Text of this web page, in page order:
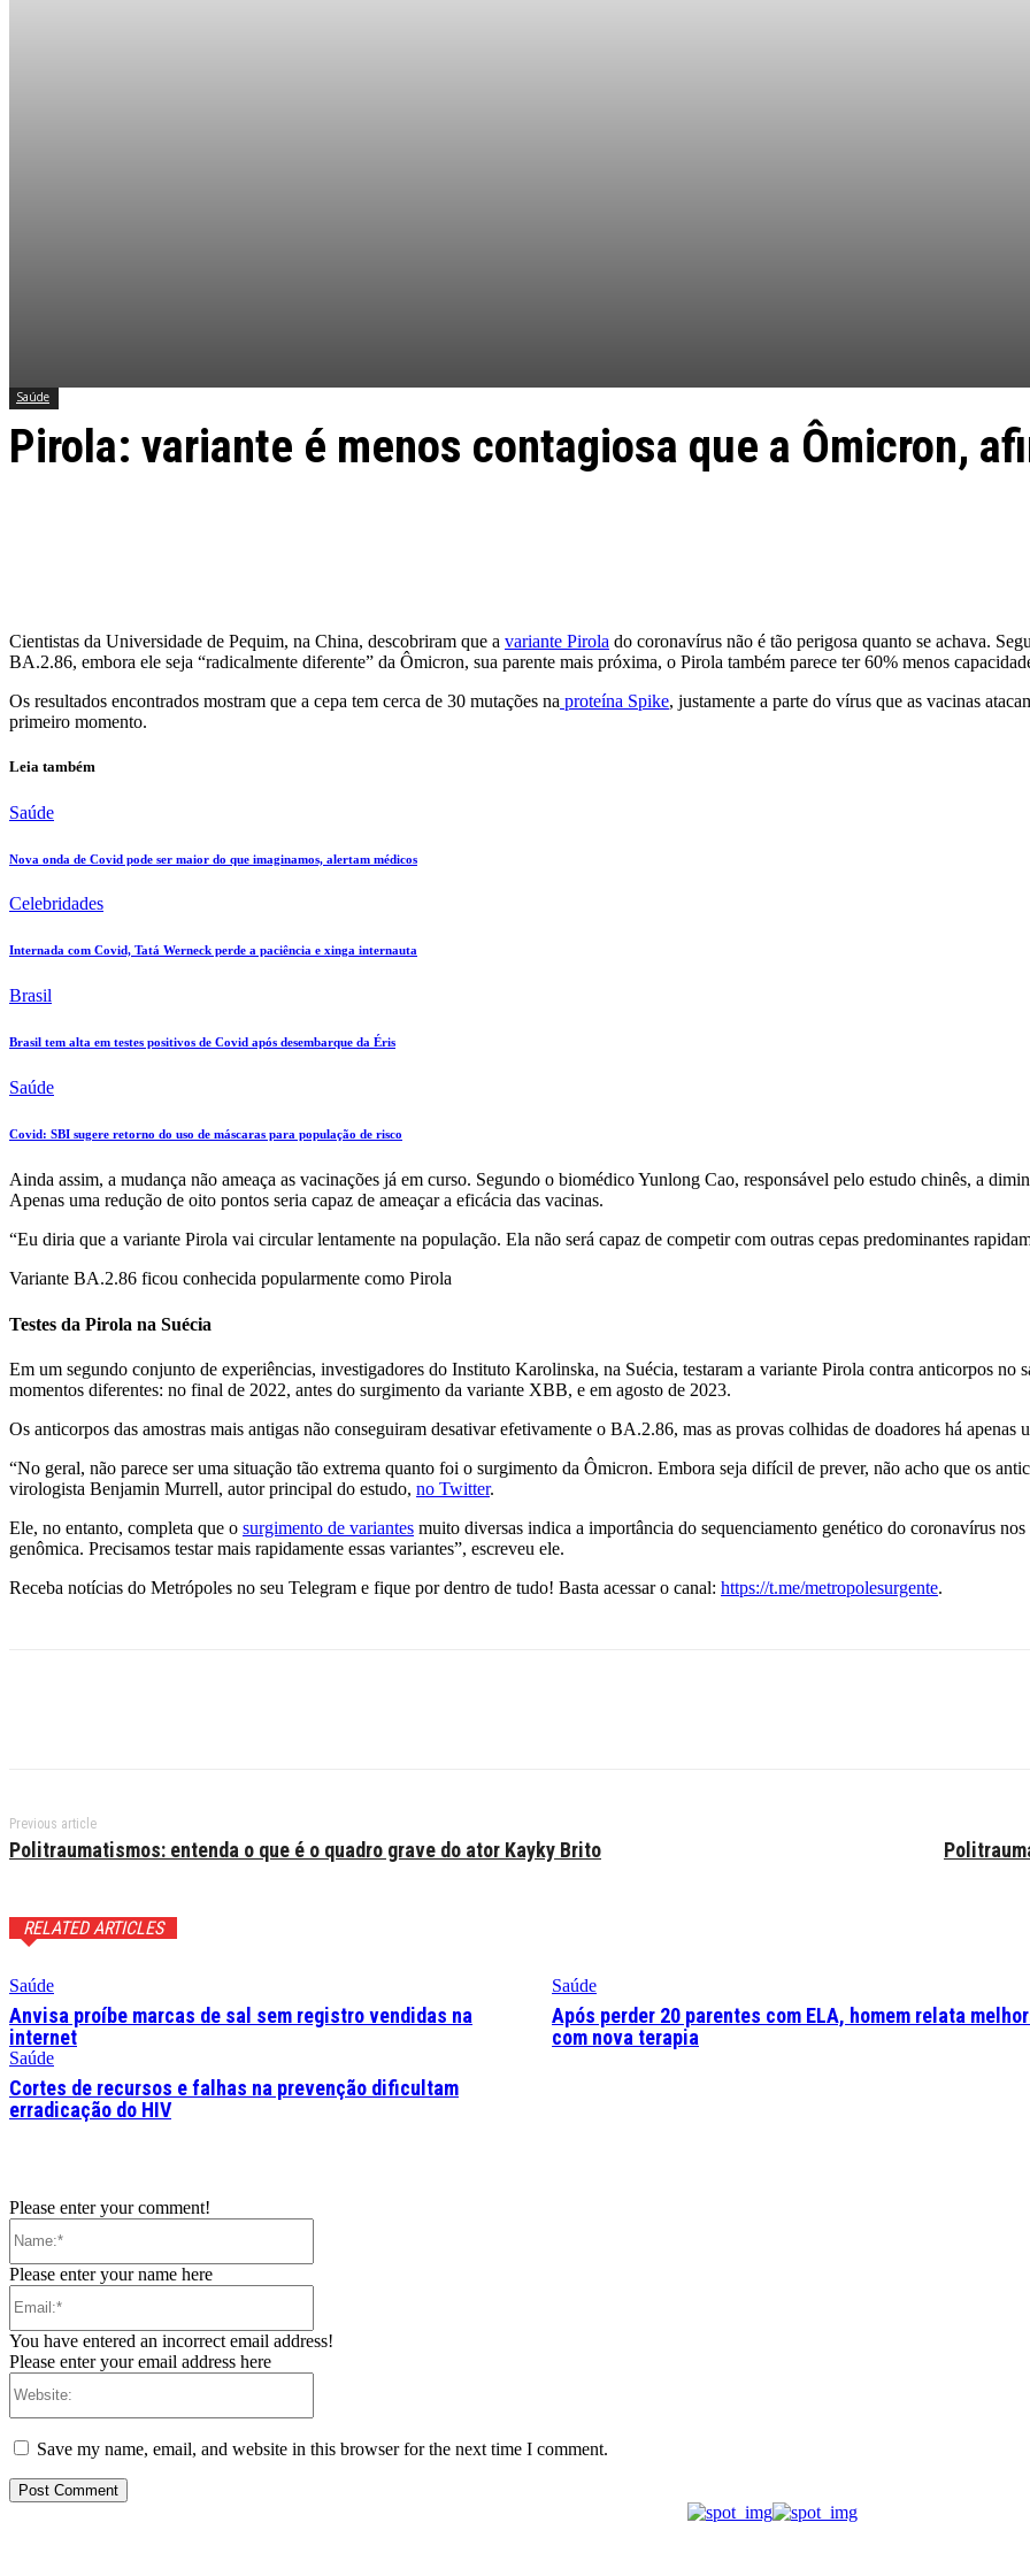
Saúde
Pirola: variante é menos contagiosa que a Ômicron,
Cientistas da Universidade de Pequim, na China, descobriram que a variante Pirola do coronavírus não é tão perigosa quanto se achava.
BA.2.86, embora ele seja “radicalmente diferente” da Ômicron, sua parente mais próxima, o Pirola também parece ter 60% menos
Os resultados encontrados mostram que a cepa tem cerca de 30 mutações na proteína Spike, justamente a parte do vírus que as vacinas
primeiro momento.
Leia também
Saúde
Nova onda de Covid pode ser maior do que imaginamos, alertam médicos
Celebridades
Internada com Covid, Tatá Werneck perde a paciência e xinga internauta
Brasil
Brasil tem alta em testes positivos de Covid após desembarque da Éris
Saúde
Covid: SBI sugere retorno do uso de máscaras para população de risco
Ainda assim, a mudança não ameaça as vacinações já em curso. Segundo o biomédico Yunlong Cao, responsável pelo estudo chinês, a
Apenas uma redução de oito pontos seria capaz de ameaçar a eficácia das vacinas.
“Eu diria que a variante Pirola vai circular lentamente na população. Ela não será capaz de competir com outras cepas predominantes
Variante BA.2.86 ficou conhecida popularmente como Pirola
Testes da Pirola na Suécia
Em um segundo conjunto de experiências, investigadores do Instituto Karolinska, na Suécia, testaram a variante Pirola contra anticorpos no
momentos diferentes: no final de 2022, antes do surgimento da variante XBB, e em agosto de 2023.
Os anticorpos das amostras mais antigas não conseguiram desativar efetivamente o BA.2.86, mas as provas colhidas de doadores há apenas
“No geral, não parece ser uma situação tão extrema quanto foi o surgimento da Ômicron. Embora seja difícil de prever, não acho que os
virologista Benjamin Murrell, autor principal do estudo, no Twitter.
Ele, no entanto, completa que o surgimento de variantes muito diversas indica a importância do sequenciamento genético do coronavírus
genômica. Precisamos testar mais rapidamente essas variantes”, escreveu ele.
Receba notícias do Metrópoles no seu Telegram e fique por dentro de tudo! Basta acessar o canal: https://t.me/metropolesurgente.
Previous article
Politraumatismos: entenda o que é o quadro grave do ator Kayky Brito
RELATED ARTICLES
Saúde
Anvisa proíbe marcas de sal sem registro vendidas na
internet
Saúde
Após perder 20 parentes com ELA, homem relata
com nova terapia
Saúde
Cortes de recursos e falhas na prevenção dificultam
erradicação do HIV
Please enter your comment!
Please enter your name here
You have entered an incorrect email address!
Please enter your email address here
Save my name, email, and website in this browser for the next time I comment.